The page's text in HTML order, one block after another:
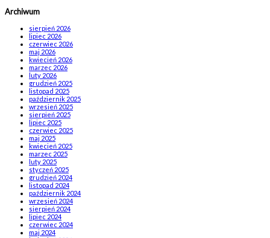
Archiwum
sierpień 2026
lipiec 2026
czerwiec 2026
maj 2026
kwiecień 2026
marzec 2026
luty 2026
grudzień 2025
listopad 2025
październik 2025
wrzesień 2025
sierpień 2025
lipiec 2025
czerwiec 2025
maj 2025
kwiecień 2025
marzec 2025
luty 2025
styczeń 2025
grudzień 2024
listopad 2024
październik 2024
wrzesień 2024
sierpień 2024
lipiec 2024
czerwiec 2024
maj 2024